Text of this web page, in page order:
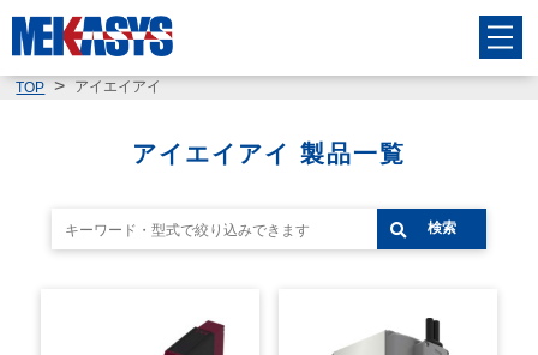
TOP アイエイアイ
アイエイアイ 製品一覧
検索